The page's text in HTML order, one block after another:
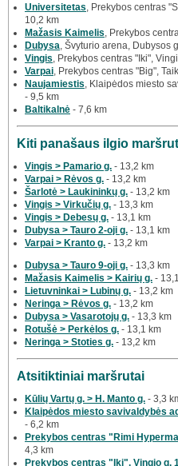
Universitetas , Prekybos centras
10,2 km
Mažasis Kaimelis , Prekybos
Dubysa , Švyturio arena, Dubysos
Vingis , Prekybos centras "Iki",
Varpai , Prekybos centras "Big",
Naujamiestis , Klaipėdos miesto
- 9,5 km
Baltikalnė - 7,6 km
Kiti panašaus ilgio
Vingis > Pamario g. - 13,2 km
Varpai > Rėvos g. - 13,2 km
Šarlotė > Laukininkų g. - 13,2 km
Vingis > Virkučių g. - 13,3 km
Vingis > Debesų g. - 13,1 km
Dubysa > Tauro 2-oji g. - 13,1 km
Varpai > Kranto g. - 13,2 km
Dubysa > Tauro 9-oji g. - 13,3 km
Mažasis Kaimelis > Kairių g. -
Lietuvninkai > Lubinų g. - 13,2 km
Neringa > Rėvos g. - 13,2 km
Dubysa > Vasarotojų g. - 13,3 km
Rotušė > Perkėlos g. - 13,1 km
Neringa > Stoties g. - 13,2 km
Atsitiktiniai maršrutai
Kūlių Vartų g. > H. Manto g. - 3,3
Klaipėdos miesto savivaldybės
- 6,2 km
Prekybos centras "Rimi
4,3 km
Prekybos centras "Iki", Vingio g.